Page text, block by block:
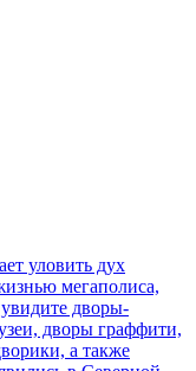
уловить дух
мегаполиса,
дворы-
дворы граффити,
а также